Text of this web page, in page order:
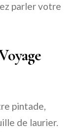
parler votre
pintade,
de laurier.